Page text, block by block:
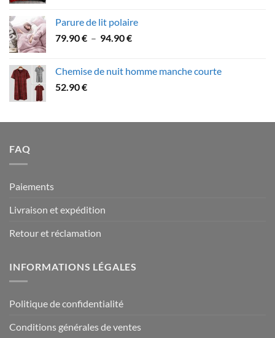
58.90 €
Parure de lit polaire
79.90€ – 94.90€Plage
79.90 €
Chemise de nuit homme manche courte
52.90€
FAQ
Paiements
Livraison et expédition
Retour et réclamation
INFORMATIONS LÉGALES
Politique de confidentialité
Conditions générales de ventes